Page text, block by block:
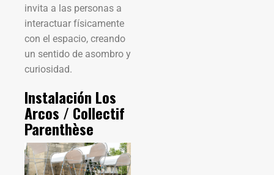
invita a las personas a
interactuar físicamente
con el espacio, creando
un sentido de asombro y
curiosidad.
Instalación Los
Arcos / Collectif
Parenthèse